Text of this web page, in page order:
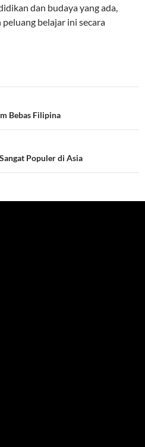
dan budaya yang ada,
belajar ini secara
Bebas Filipina
Populer di Asia